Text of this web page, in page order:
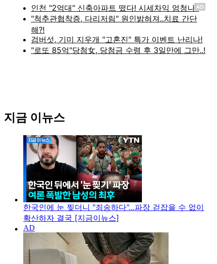
AD
지금 이뉴스
한국인에 눈 찢더니 "죄송하다"...파장 걷잡을 수 없이
확산하자 결국 [지금이뉴스]